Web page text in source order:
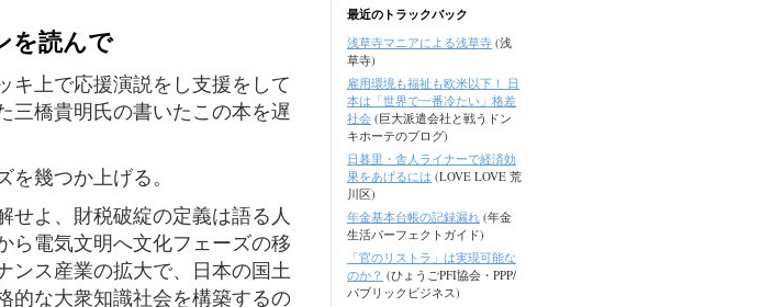
を読んで
キ上で応援演説をし支援をして
三橋貴明氏の書いたこの本を遅
幾つか上げる。
せよ、財税破綻の定義は語る人
ら電気文明へ文化フェーズの移
ンス産業の拡大で、日本の国土
的な大衆知識社会を構築するの
最近のトラックバック
浅草寺マニアによる浅草寺 (浅
草寺)
雇用環境も福祉も欧米以下！ 日
本は「世界で一番冷たい」格差
社会 (巨大派遣会社と戦うドン
キホーテのブログ)
日暮里・舎人ライナーで経済効
果をあげるには (LOVE LOVE 荒
川区)
年金基本台帳の記録漏れ (年金
生活パーフェクトガイド)
「官のリストラ」は実現可能な
のか？ (ひょうごPFI協会・PPP/
パブリックビジネス)